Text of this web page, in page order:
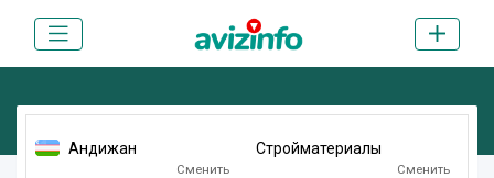
Андижан
Сменить
Стройматериалы
Сменить